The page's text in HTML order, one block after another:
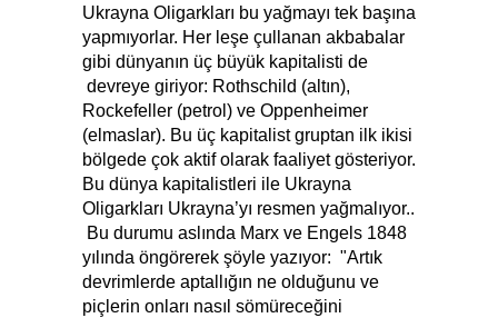
Ukrayna Oligarkları bu yağmayı tek başına
yapmıyorlar. Her leşe çullanan akbabalar
gibi dünyanın üç büyük kapitalisti de
devreye giriyor: Rothschild (altın),
Rockefeller (petrol) ve Oppenheimer
(elmaslar). Bu üç kapitalist gruptan ilk ikisi
bölgede çok aktif olarak faaliyet gösteriyor.
Bu dünya kapitalistleri ile Ukrayna
Oligarkları Ukrayna’yı resmen yağmalıyor..
Bu durumu aslında Marx ve Engels 1848
yılında öngörerek şöyle yazıyor: "Artık
devrimlerde aptallığın ne olduğunu ve
piçlerin onları nasıl sömüreceğini